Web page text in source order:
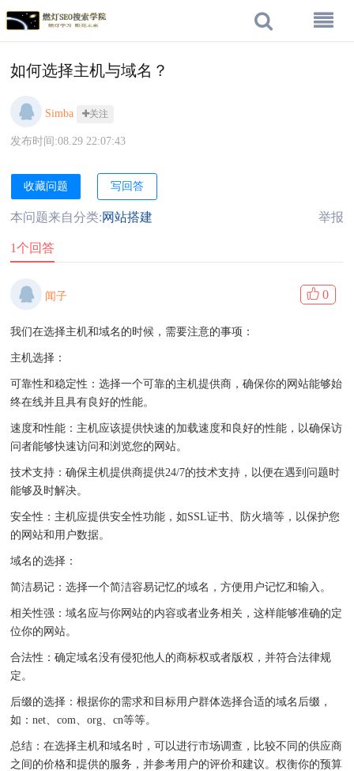
如何选择主机与域名？
Simba 关注
发布时间:08.29 22:07:43
收藏问题 写回答
本问题来自分类:网站搭建 举报
1个回答
闻子 0
我们在选择主机和域名的时候，需要注意的事项：
主机选择：
可靠性和稳定性：选择一个可靠的主机提供商，确保你的网站能够始
终在线并且具有良好的性能。
速度和性能：主机应该提供快速的加载速度和良好的性能，以确保访
问者能够快速访问和浏览您的网站。
技术支持：确保主机提供商提供24/7的技术支持，以便在遇到问题时
能够及时解决。
安全性：主机应提供安全性功能，如SSL证书、防火墙等，以保护您
的网站和用户数据。
域名的选择：
简洁易记：选择一个简洁容易记忆的域名，方便用户记忆和输入。
相关性强：域名应与你网站的内容或者业务相关，这样能够准确的定
位你的网站。
合法性：确定域名没有侵犯他人的商标权或者版权，并符合法律规
定。
后缀的选择：根据你的需求和目标用户群体选择合适的域名后缀，
如：net、com、org、cn等等。
总结：在选择主机和域名时，可以进行市场调查，比较不同的供应商
之间的价格和提供的服务，并参考用户的评价和建议。权衡你的预算